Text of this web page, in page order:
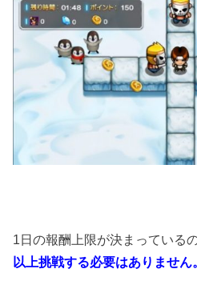
1日の報酬上限が決まっているの
以上挑戦する必要はありません